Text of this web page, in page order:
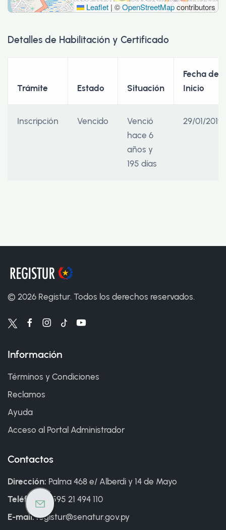
Leaflet | ©OpenStreetMapcontributors
Detalles de Habilitación y Certificado
Trámite Estado Situación
Fecha de
Inicio
Inscripción Vencido
Venció
hace 6
años y
195 días
29/01/2019
© 2026 Registur. Todos los derechos reservados.
Información
Términos y Condiciones
Reclamos
Ayuda
Acceso al Portal Administrador
Contactos
Dirección: Palma 468 e/ Alberdi y 14 de Mayo
Teléfono:+595 21 494 110
E-mail:registur@senatur.gov.py